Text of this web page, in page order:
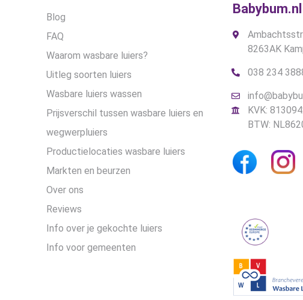
Blog
FAQ
Waarom wasbare luiers?
Uitleg soorten luiers
Wasbare luiers wassen
Prijsverschil tussen wasbare luiers en
wegwerpluiers
Productielocaties wasbare luiers
Markten en beurzen
Over ons
Reviews
Info over je gekochte luiers
Info voor gemeenten
Babybum.nl
8263AK
038 234
KVK:
BTW: